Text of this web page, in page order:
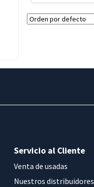
Servicio al Cliente
Venta de usadas
Nuestros distribuidores